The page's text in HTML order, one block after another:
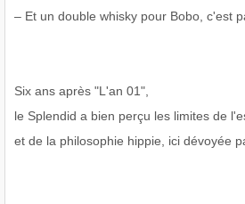
– Et un double whisky pour Bobo, c'est
Six ans après "L'an 01",
le Splendid a bien perçu les limites de
et de la philosophie hippie, ici dévoyée